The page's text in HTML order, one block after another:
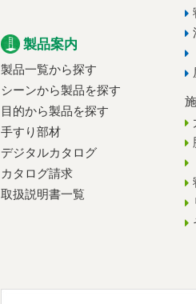
製品案内
製品一覧から探す
シーンから製品を探す
目的から製品を探す
手すり部材
デジタルカタログ
カタログ請求
取扱説明書一覧